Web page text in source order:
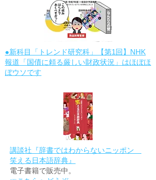
●新科目「トレンド研究科」【第1回】NHK
報道「国債に頼る厳しい財政状況」はほぼほ
ぼウソです
講談社『辞書ではわからないニッポン
笑える日本語辞典』
電子書籍で販売中。